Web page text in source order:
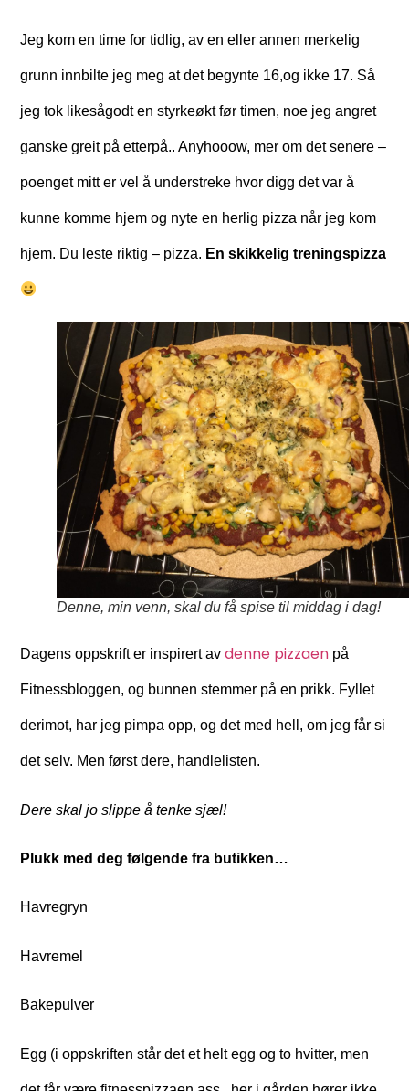
Jeg kom en time for tidlig, av en eller annen merkelig
grunn innbilte jeg meg at det begynte 16,og ikke 17. Så
jeg tok likesågodt en styrkeøkt før timen, noe jeg angret
ganske greit på etterpå.. Anyhooow, mer om det senere –
poenget mitt er vel å understreke hvor digg det var å
kunne komme hjem og nyte en herlig pizza når jeg kom
hjem. Du leste riktig – pizza. En skikkelig treningspizza
Denne, min venn, skal du få spise til middag i dag!
Dagens oppskrift er inspirert avdenne pizzaen på
Fitnessbloggen, og bunnen stemmer på en prikk. Fyllet
derimot, har jeg pimpa opp, og det med hell, om jeg får si
det selv. Men først dere, handlelisten.
Dere skal jo slippe å tenke sjæl!
Plukk med deg følgende fra butikken…
Havregryn
Havremel
Bakepulver
Egg (i oppskriften står det et helt egg og to hvitter, men